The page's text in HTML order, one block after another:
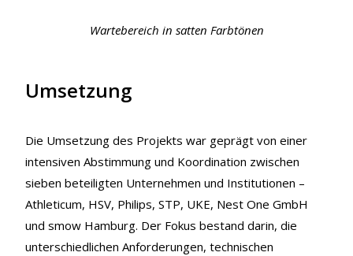
Wartebereich in satten Farbtönen
Umsetzung
Die Umsetzung des Projekts war geprägt von einer
intensiven Abstimmung und Koordination zwischen
sieben beteiligten Unternehmen und Institutionen –
Athleticum, HSV, Philips, STP, UKE, Nest One GmbH
und smow Hamburg. Der Fokus bestand darin, die
unterschiedlichen Anforderungen, technischen